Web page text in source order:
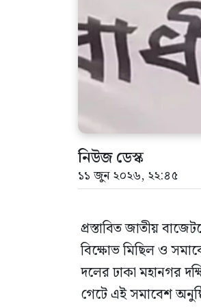
নিউজ ডেস্ক
১১ জুন ২০২৬, ২২:৪৫
প্রস্তাবিত জাতীয়
বিক্ষোভ মিছিল ও
দলের ঢাকা মহানগর
গেটে এই সমাবেশ